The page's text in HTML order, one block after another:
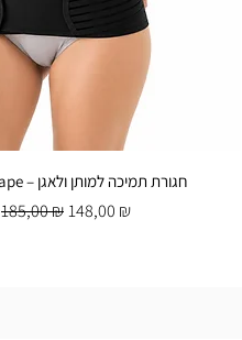
Core Shape – חגורת תמיכה למותן ולאגן
Обычная цена
185,00 ₪ Цена со скидкой
148,00 ₪